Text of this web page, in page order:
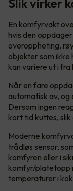
En komfyrvakt
hvis den
overoppheting,
objekter som ikke
kan variere ut i
Når en fare
automatisk av, og
Dersom ingen
kort tid kuttes,
Moderne
trådløs sensor,
komfyren eller i
komfyr/platetopp
temperaturer i